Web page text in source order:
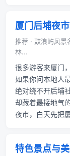
厦门后埔夜
推荐 · 鼓浪屿风
林...
很多游客来厦门
如果你问本地人
绝对绕不开后埔
却藏着最接地气
夜市，白天先把
特色景点与